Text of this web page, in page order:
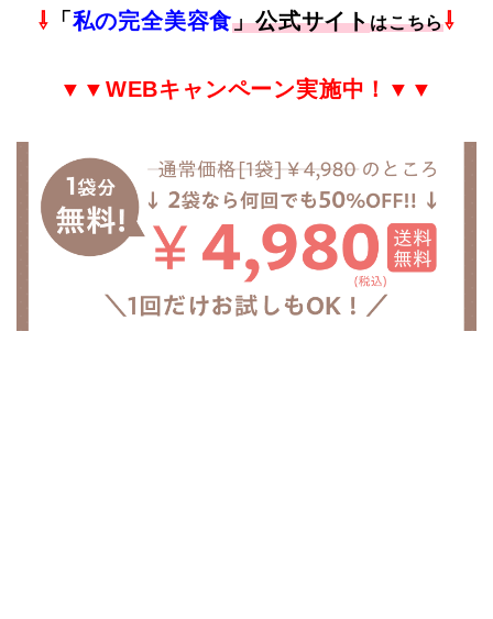
⇩ 「 私の完全美容食」公式サイトはこちら⇩
▼▼ WEBキャンペーン実施中！▼▼